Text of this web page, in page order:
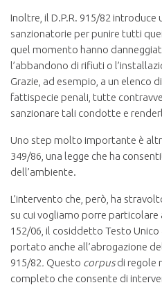
Inoltre, il D.P.R. 915/82 introduce
sanzionatorie per punire tutti
quel momento hanno
l’abbandono di rifiuti o
Grazie, ad esempio, a un elenco
fattispecie penali, tutte
sanzionare tali condotte e
Uno step molto importante è
349/86, una legge che ha
dell’ambiente.
L’intervento che, però, ha
su cui vogliamo porre
152/06, il cosiddetto Testo Unico
portato anche all’abrogazione
915/82. Questo corpusdi regole
completo che consente di